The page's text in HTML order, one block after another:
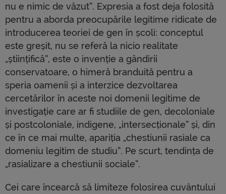
nu e nimic de văzut”. Expresia a fost deja folosită
pentru a aborda preocupările legitime ridicate de
introducerea teoriei de gen în școli: conceptul
este greșit, nu se referă la nicio realitate
„științifică”, este o invenție a gândirii
conservatoare, o himeră branduită pentru a
speria oamenii și a interzice dezvoltarea
cercetărilor în aceste noi domenii legitime de
investigație care ar fi studiile de gen, decoloniale
și postcoloniale, indigene, „intersecționale” și, din
ce în ce mai multe, apariția „chestiunii rasiale ca
domeniu legitim de studiu”. Pe scurt, tendința de
„rasializare a chestiunii sociale”.
Cei care încearcă să limiteze folosirea cuvântului